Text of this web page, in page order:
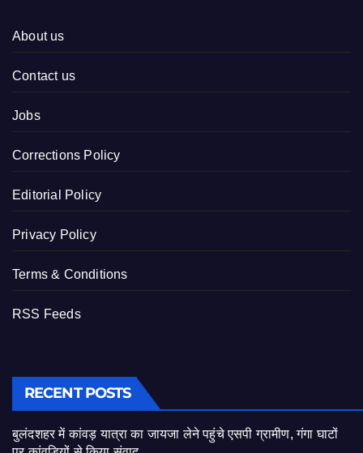
About us
Contact us
Jobs
Corrections Policy
Editorial Policy
Privacy Policy
Terms & Conditions
RSS Feeds
RECENT POSTS
बुलंदशहर में कांवड़ यात्रा का जायजा लेने पहुंचे एसपी ग्रामीण, गंगा घाटों